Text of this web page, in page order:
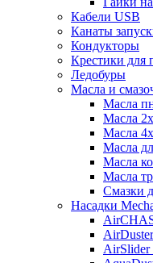
Кабели USB
Канаты
Кондукторы
Крестики для
Ледобуры
Масла и
Масла
Масла
Масла
Масла
Масла
Масла
Смазки
Насадки
AirSlider